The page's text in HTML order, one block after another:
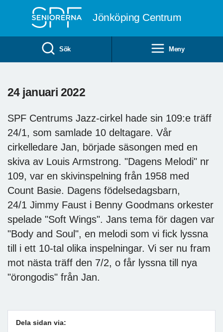
Jönköping Centrum
Sök Meny
24 januari 2022
SPF Centrums Jazz-cirkel hade sin 109:e träff
24/1, som samlade 10 deltagare. Vår
cirkelledare Jan, började säsongen med en
skiva av Louis Armstrong. "Dagens Melodi" nr
109, var en skivinspelning från 1958 med
Count Basie. Dagens födelsedagsbarn,
24/1 Jimmy Faust i Benny Goodmans orkester
spelade "Soft Wings". Jans tema för dagen var
"Body and Soul", en melodi som vi fick lyssna
till i ett 10-tal olika inspelningar. Vi ser nu fram
mot nästa träff den 7/2, o får lyssna till nya
"örongodis" från Jan.
Dela sidan via: